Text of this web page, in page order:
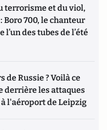
terrorisme et du viol,
Boro 700, le chanteur
l’un des tubes de l’été
de Russie ? Voilà ce
derrière les attaques
l'aéroport de Leipzig